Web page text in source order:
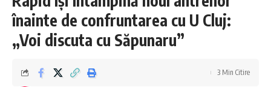
înainte de confruntarea cu U Cluj:
„Voi discuta cu Săpunaru”
3 Min Citire